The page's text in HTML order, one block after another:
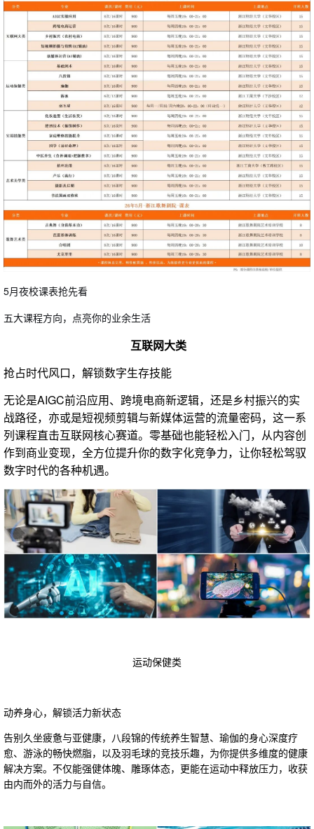
5月夜校课表抢先看
五大课程方向，点亮你的业余生活
互联网大类
抢占时代风口，解锁数字生存技能
无论是AIGC前沿应用、跨境电商新逻辑，还是乡村振兴的实
战路径，亦或是短视频剪辑与新媒体运营的流量密码，这一系
列课程直击互联网核心赛道。零基础也能轻松入门，从内容创
作到商业变现，全方位提升你的数字化竞争力，让你轻松驾驭
数字时代的各种机遇。
运动保健类
动养身心，解锁活力新状态
告别久坐疲惫与亚健康，八段锦的传统养生智慧、瑜伽的身心深度疗
愈、游泳的畅快燃脂，以及羽毛球的竞技乐趣，为你提供多维度的健康
解决方案。不仅能强健体魄、雕琢体态，更能在运动中释放压力，收获
由内而外的活力与自信。